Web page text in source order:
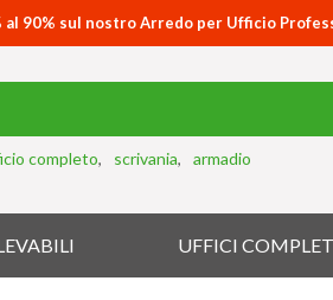
al 90% sul nostro Arredo per Ufficio
completo scrivania armadio
UFFICI